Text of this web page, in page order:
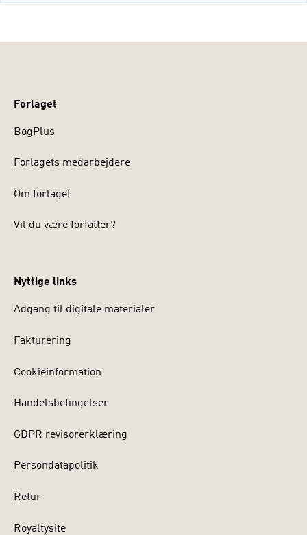
Forlaget
BogPlus
Forlagets medarbejdere
Om forlaget
Vil du være forfatter?
Nyttige links
Adgang til digitale materialer
Fakturering
Cookieinformation
Handelsbetingelser
GDPR revisorerklæring
Persondatapolitik
Retur
Royaltysite